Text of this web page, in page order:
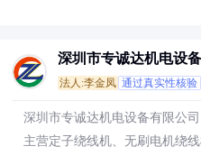
深圳市专诚达机电设
法人:李金凤 通过真实性核验
深圳市专诚达机电设备有限公
主营定子绕线机、无刷电机绕